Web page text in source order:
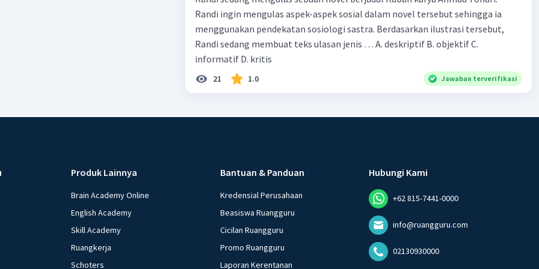
Randi ingin mengulas aspek-aspek sosial dalam novel tersebut sehingga ia
menggunakan pendekatan sosiologi sastra. Berdasarkan ilustrasi tersebut,
Randi sedang membuat teks ulasan jenis … A. deskriptif B. objektif C.
informatif D. kritis
21 1.0 Jawaban terverifikasi
Produk Lainnya
Brain Academy Online
English Academy
Skill Academy
Ruangkerja
Schoters
Bantuan & Panduan
Kredensial Perusahaan
Beasiswa Ruangguru
Cicilan Ruangguru
Promo Ruangguru
Laporan Kerentanan
Hubungi Kami
+62 815-7441-0000
info@ruangguru.com
02130930000